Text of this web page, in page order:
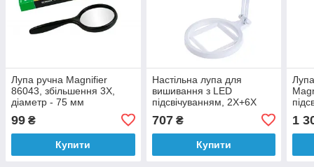
Лупа ручна Magnifier
86043, збільшення 3X,
діаметр - 75 мм
99 ₴
Купити
Настільна лупа для
вишивання з LED
підсвічуванням, 2X+6X
130+25 мм, Magnifier 3B-
1A
707₴
Купити
1